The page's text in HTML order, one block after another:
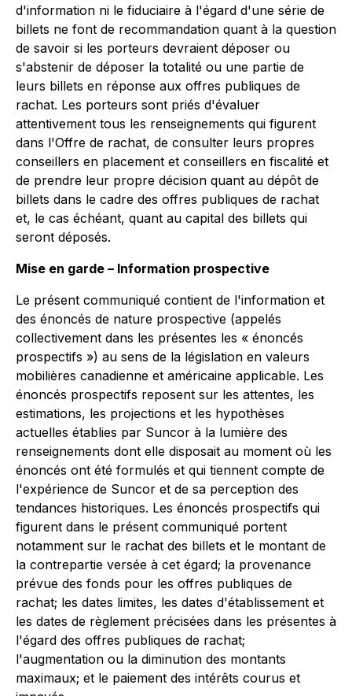
d'information ni le fiduciaire à l'égard d'une série de
billets ne font de recommandation quant à la question
de savoir si les porteurs devraient déposer ou
s'abstenir de déposer la totalité ou une partie de
leurs billets en réponse aux offres publiques de
rachat. Les porteurs sont priés d'évaluer
attentivement tous les renseignements qui figurent
dans l'Offre de rachat, de consulter leurs propres
conseillers en placement et conseillers en fiscalité et
de prendre leur propre décision quant au dépôt de
billets dans le cadre des offres publiques de rachat
et, le cas échéant, quant au capital des billets qui
seront déposés.
Mise en garde – Information prospective
Le présent communiqué contient de l'information et
des énoncés de nature prospective (appelés
collectivement dans les présentes les « énoncés
prospectifs ») au sens de la législation en valeurs
mobilières canadienne et américaine applicable. Les
énoncés prospectifs reposent sur les attentes, les
estimations, les projections et les hypothèses
actuelles établies par Suncor à la lumière des
renseignements dont elle disposait au moment où les
énoncés ont été formulés et qui tiennent compte de
l'expérience de Suncor et de sa perception des
tendances historiques. Les énoncés prospectifs qui
figurent dans le présent communiqué portent
notamment sur le rachat des billets et le montant de
la contrepartie versée à cet égard; la provenance
prévue des fonds pour les offres publiques de
rachat; les dates limites, les dates d'établissement et
les dates de règlement précisées dans les présentes à
l'égard des offres publiques de rachat;
l'augmentation ou la diminution des montants
maximaux; et le paiement des intérêts courus et